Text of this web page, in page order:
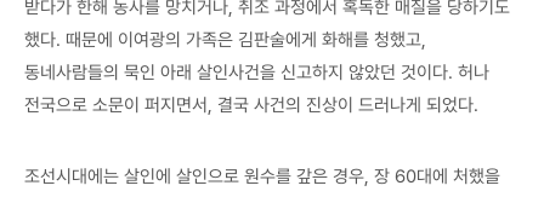
받다가 한해 농사를 망치거나, 취조 과정에서 혹독한 매질을 당하기도
했다. 때문에 이여광의 가족은 김판술에게 화해를 청했고,
동네사람들의 묵인 아래 살인사건을 신고하지 않았던 것이다. 허나
전국으로 소문이 퍼지면서, 결국 사건의 진상이 드러나게 되었다.
조선시대에는 살인에 살인으로 원수를 갚은 경우, 장 60대에 처했을